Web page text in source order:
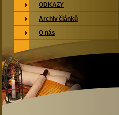
ODKAZY
Archiv článků
O nás